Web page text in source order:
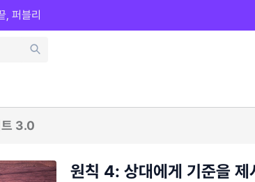
, 퍼블리
트 3.0
원칙 4: 상대에게 기준을 제